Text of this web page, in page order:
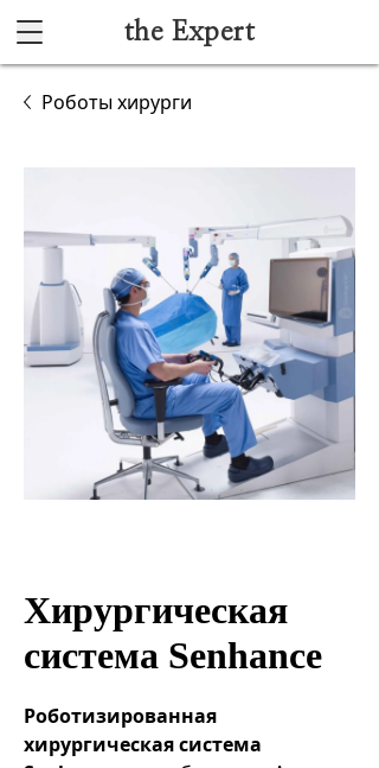
the Expert
Гибкая эндоскопия
Лучевая диагностика
Ультразвуковая диагностика
Офтальмологическое оборудование
Хирургическое оборудование
Роботы хирурги
Хирургическая
система Senhance
Роботизированная
хирургическая система